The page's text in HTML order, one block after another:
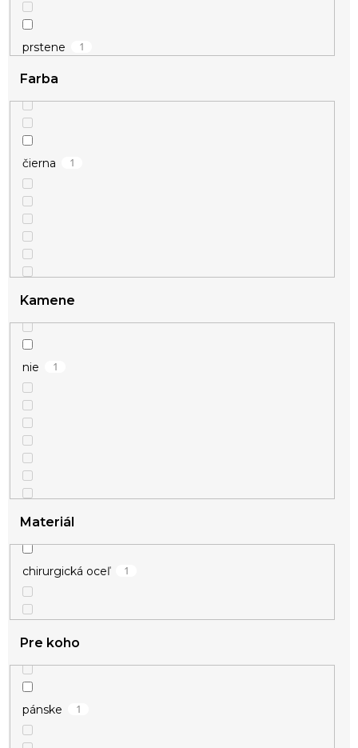
prstene 1
Farba
čierna 1
strieborná
Kamene
nie 1
Materiál
chirurgická oceľ 1
Pre koho
pánske 1